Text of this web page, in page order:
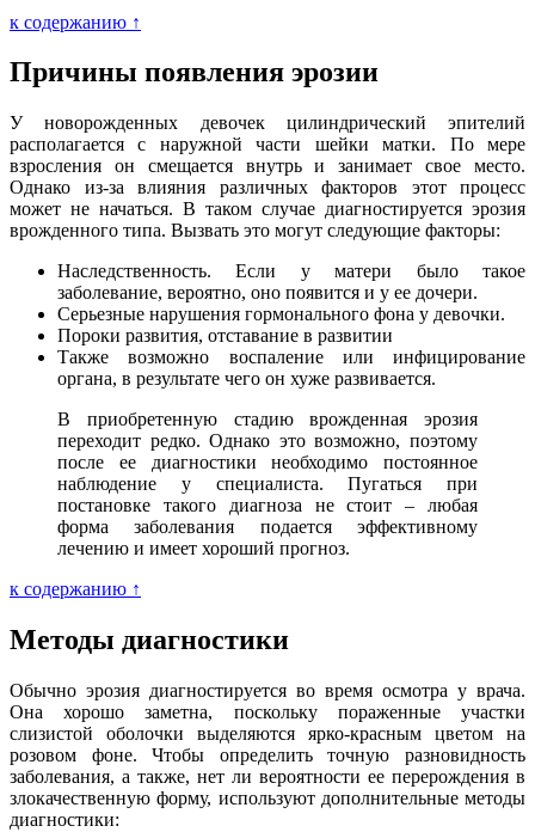
к содержанию ↑
Причины появления эрозии
У новорожденных девочек цилиндрический эпителий
располагается с наружной части шейки матки. По мере
взросления он смещается внутрь и занимает свое место.
Однако из-за влияния различных факторов этот процесс
может не начаться. В таком случае диагностируется эрозия
врожденного типа. Вызвать это могут следующие факторы:
Наследственность. Если у матери было такое
заболевание, вероятно, оно появится и у ее дочери.
Серьезные нарушения гормонального фона у девочки.
Пороки развития, отставание в развитии
Также возможно воспаление или инфицирование
органа, в результате чего он хуже развивается.
В приобретенную стадию врожденная эрозия
переходит редко. Однако это возможно, поэтому
после ее диагностики необходимо постоянное
наблюдение у специалиста. Пугаться при
постановке такого диагноза не стоит – любая
форма заболевания подается эффективному
лечению и имеет хороший прогноз.
к содержанию ↑
Методы диагностики
Обычно эрозия диагностируется во время осмотра у врача.
Она хорошо заметна, поскольку пораженные участки
слизистой оболочки выделяются ярко-красным цветом на
розовом фоне. Чтобы определить точную разновидность
заболевания, а также, нет ли вероятности ее перерождения в
злокачественную форму, используют дополнительные методы
диагностики: